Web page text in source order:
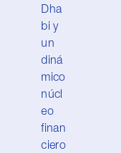
Dha
bi y
un
diná
mico
núcl
eo
finan
ciero